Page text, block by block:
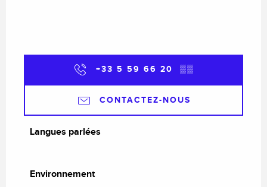
+33 5 59 66 20 ▒▒
CONTACTEZ-NOUS
Langues parlées
Langues parlées
Environnement
Environnement